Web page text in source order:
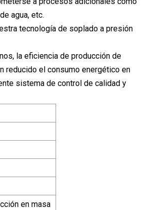
agua, etc.
tecnología de soplado a presión
la eficiencia de producción de
reducido el consumo energético en
sistema de control de calidad y
en masa